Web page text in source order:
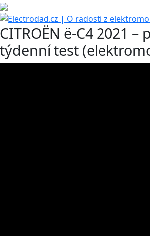
CITROËN ë-C4 2021 –
týdenní test